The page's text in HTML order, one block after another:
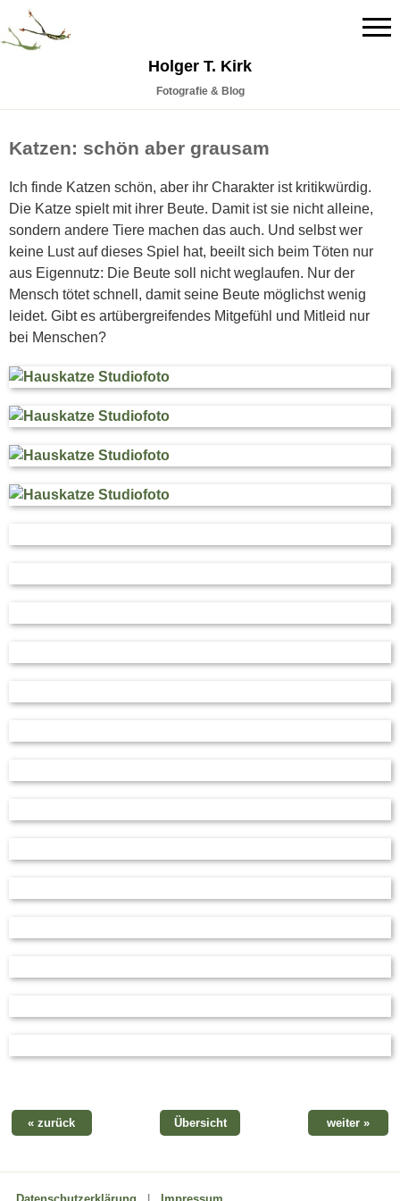
Holger T. Kirk
Fotografie & Blog
Katzen: schön aber grausam
Ich finde Katzen schön, aber ihr Charakter ist kritikwürdig.
Die Katze spielt mit ihrer Beute. Damit ist sie nicht alleine,
sondern andere Tiere machen das auch. Und selbst wer
keine Lust auf dieses Spiel hat, beeilt sich beim Töten nur
aus Eigennutz: Die Beute soll nicht weglaufen. Nur der
Mensch tötet schnell, damit seine Beute möglichst wenig
leidet. Gibt es artübergreifendes Mitgefühl und Mitleid nur
bei Menschen?
« zurück weiter »
Übersicht